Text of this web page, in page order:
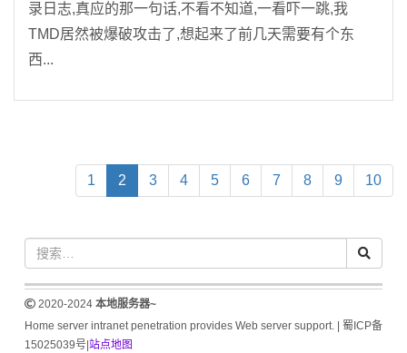
录日志,真应的那一句话,不看不知道,一看吓一跳,我
TMD居然被爆破攻击了,想起来了前几天需要有个东
西...
1 2 (current)
3 4 5 6 7 8 9 10
2020-2024 本地服务器~
Home server intranet penetration provides Web server support. | 蜀ICP备
15025039号| 站点地图